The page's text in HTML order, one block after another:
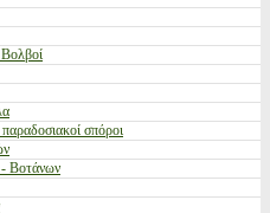
σπόροι
Βοτάνων